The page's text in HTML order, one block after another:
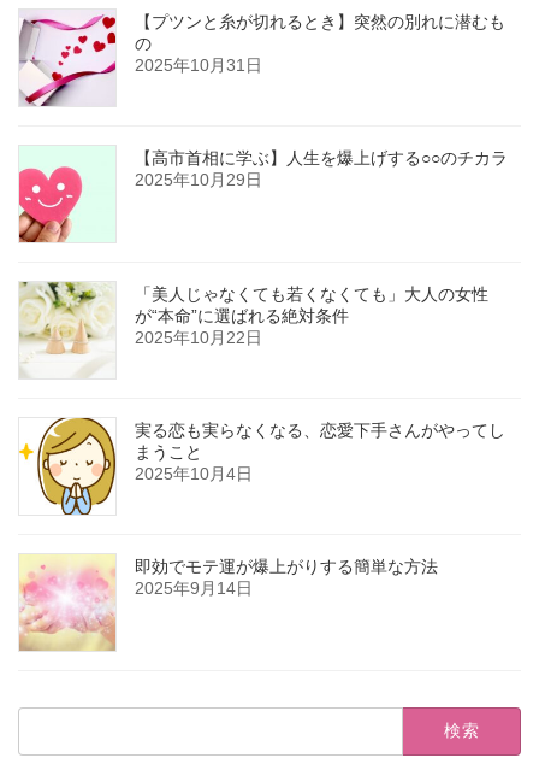
【プツンと糸が切れるとき】突然の別れに潜むも
の
2025年10月31日
【高市首相に学ぶ】人生を爆上げする○○のチカラ
2025年10月29日
「美人じゃなくても若くなくても」大人の女性
が“本命”に選ばれる絶対条件
2025年10月22日
実る恋も実らなくなる、恋愛下手さんがやってし
まうこと
2025年10月4日
即効でモテ運が爆上がりする簡単な方法
2025年9月14日
検